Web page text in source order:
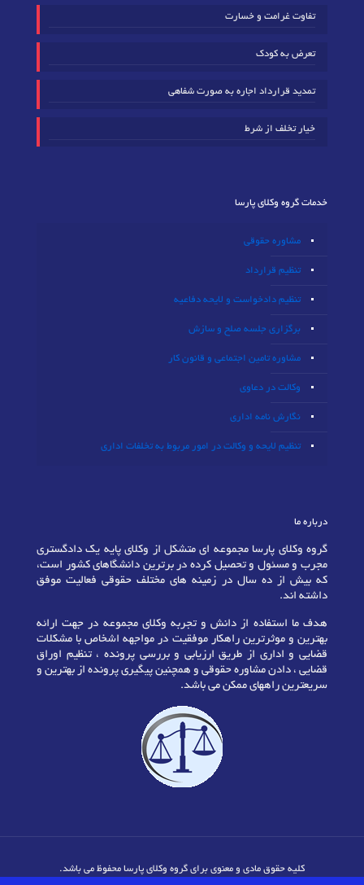
تفاوت غرامت و خسارت
تعرض به کودک
تمدید قرارداد اجاره به صورت شفاهی
خیار تخلف از شرط
خدمات گروه وکلای پارسا
مشاوره حقوقی
تنظیم قرارداد
تنظیم دادخواست و لایحه دفاعیه
برگزاری جلسه صلح و سازش
مشاوره تامین اجتماعی و قانون کار
وکالت در دعاوی
نگارش نامه اداری
تنظیم لایحه و وکالت در امور مربوط به تخلفات اداری
درباره ما
گروه وکلای پارسا مجموعه ای متشکل از وکلای پایه یک دادگستری
مجرب و مسئول و تحصیل کرده در برترین دانشگاهای کشور است،
که بیش از ده سال در زمینه های مختلف حقوقی فعالیت موفق
داشته اند.
هدف ما استفاده از دانش و تجربه وکلای مجموعه در جهت ارائه
بهترین و موثرترین راهکار موفقیت در مواجهه اشخاص با مشکلات
قضایی و اداری از طریق ارزیابی و بررسی پرونده ، تنظیم اوراق
قضایی ، دادن مشاوره حقوقی و همچنین پیگیری پرونده از بهترین و
سریعترین راههای ممکن می باشد.
کلیه حقوق مادی و معنوی برای گروه وکلای پارسا محفوظ می باشد.